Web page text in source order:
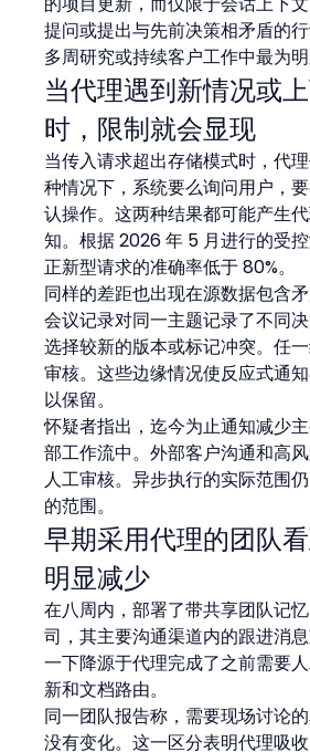
提问或提出与先前决策相矛盾的
多周研究或持续客户工作中最为明
当代理遇到新情况或
时，限制就会显现
当传入请求超出存储模式时，代
种情况下，系统要么询问用户，
认操作。这两种结果都可能产生
知。根据 2026 年 5 月进行的受
正新型请求的准确率低于 80%。
同样的差距也出现在源数据包含
会议记录对同一主题记录了不同
选择较新的版本或标记冲突。任
审核。这些边缘情况使反应式通
以保留。
怀疑者指出，迄今为止通知减少
部工作流中。外部客户沟通和高
人工审核。异步执行的实际范围
的范围。
早期采用代理的团队
明显减少
在八周内，部署了带共享团队记
司，其主要沟通渠道内的跟进消
一下降源于代理完成了之前需要
新和文档路由。
同一团队报告称，需要现场讨论
没有变化。这一区分表明代理吸